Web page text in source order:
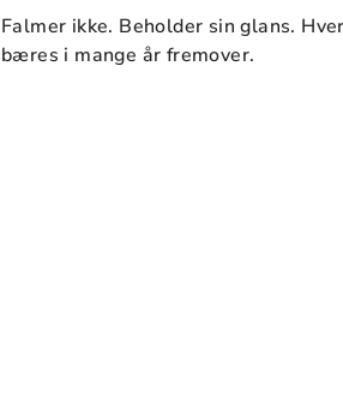
Falmer ikke. Beholder sin glans.
bæres i mange år fremover.